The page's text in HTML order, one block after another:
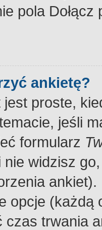
pola
ankietę?
proste,
jeśli
formularz
widzisz
opcje
trwania